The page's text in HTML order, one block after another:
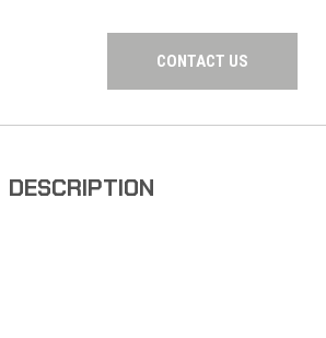
CONTACT US
DESCRIPTION